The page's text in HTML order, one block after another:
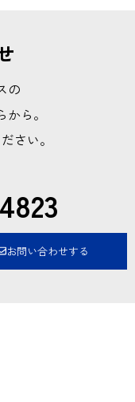
の
ら。
さい。
お問い合わせする